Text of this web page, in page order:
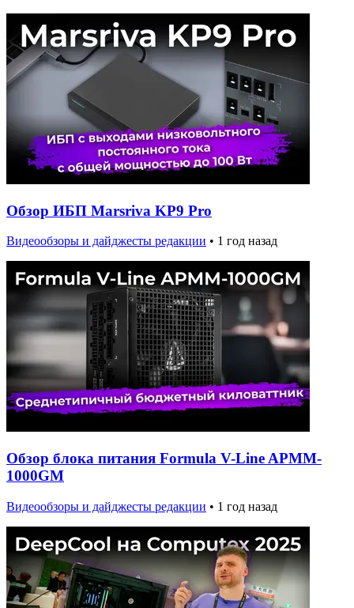
Обзор ИБП Marsriva KP9 Pro
Видеообзоры и дайджесты редакции • 1 год назад
Обзор блока питания Formula V-Line APMM-
1000GM
Видеообзоры и дайджесты редакции • 1 год назад